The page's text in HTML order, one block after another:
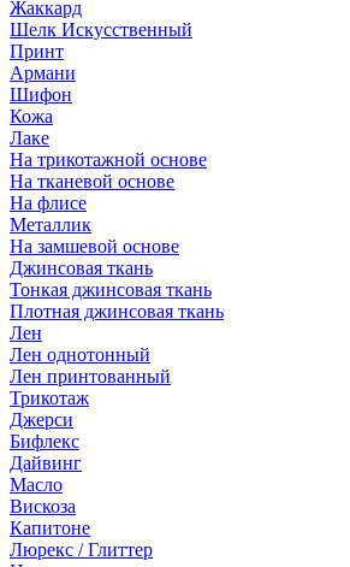
Жаккард
Шелк Искусственный
Принт
Армани
Шифон
Кожа
Лаке
На трикотажной основе
На тканевой основе
На флисе
Металлик
На замшевой основе
Джинсовая ткань
Тонкая джинсовая ткань
Плотная джинсовая ткань
Лен
Лен однотонный
Лен принтованный
Трикотаж
Джерси
Бифлекс
Дайвинг
Масло
Вискоза
Капитоне
Люрекс / Глиттер